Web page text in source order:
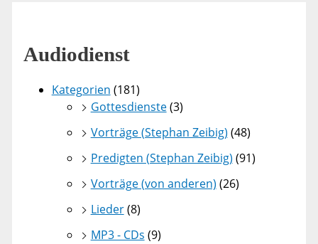
Audiodienst
Kategorien (181)
Gottesdienste(3)
Vorträge (Stephan Zeibig) (48)
Predigten (Stephan Zeibig) (91)
Vorträge (von anderen) (26)
Lieder(8)
MP3 - CDs (9)